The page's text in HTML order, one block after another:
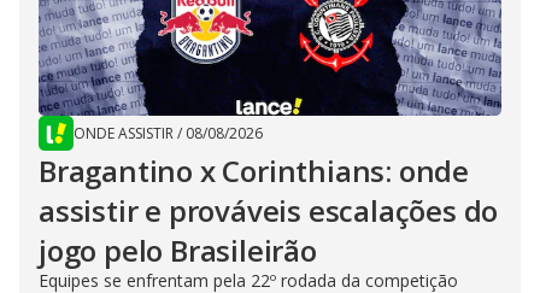
ONDE ASSISTIR/ 08/08/2026
Bragantino x Corinthians: onde
assistir e prováveis escalações do
jogo pelo Brasileirão
Equipes se enfrentam pela 22º rodada da competição